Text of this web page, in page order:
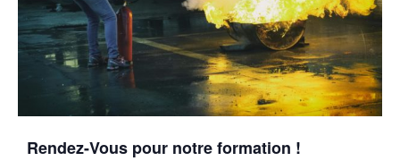
Rendez-Vous pour notre formation !